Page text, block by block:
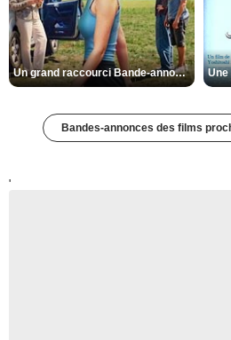
Un grand raccourci Bande-annonce VF
Bandes-annonces des films
'